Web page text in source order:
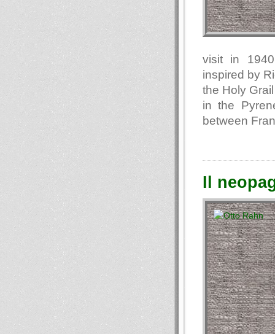
visit in
inspired by
the Holy
in the
between
Il